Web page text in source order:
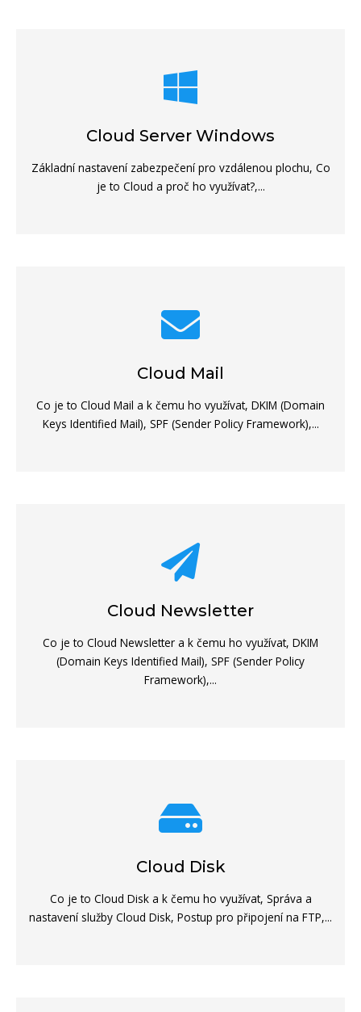
Cloud Server Windows
Základní nastavení zabezpečení pro vzdálenou plochu, Co
je to Cloud a proč ho využívat?,...
Cloud Mail
Co je to Cloud Mail a k čemu ho využívat, DKIM (Domain
Keys Identified Mail), SPF (Sender Policy Framework),...
Cloud Newsletter
Co je to Cloud Newsletter a k čemu ho využívat, DKIM
(Domain Keys Identified Mail), SPF (Sender Policy
Framework),...
Cloud Disk
Co je to Cloud Disk a k čemu ho využívat, Správa a
nastavení služby Cloud Disk, Postup pro připojení na FTP,...